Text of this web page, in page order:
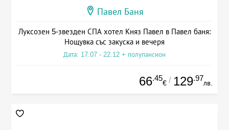
Павел Баня
Луксозен 5-звезден СПА хотел Княз Павел в Павел баня:
Нощувка със закуска и вечеря
Дата: 17.07 - 22.12 + полупансион
66.45
€ / 129.97
лв.